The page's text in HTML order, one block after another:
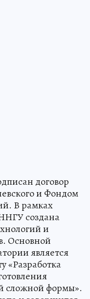
договор
и Фондом
В рамках
создана
и
Основной
является
«Разработка
сложной формы».